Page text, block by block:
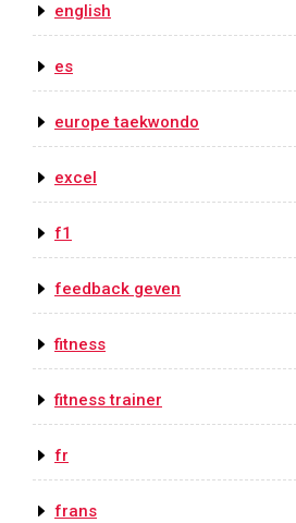
english
es
europe taekwondo
excel
f1
feedback geven
fitness
fitness trainer
fr
frans